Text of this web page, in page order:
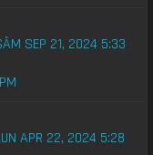
SEP 21, 2024 5:33
APR 22, 2024 5:28